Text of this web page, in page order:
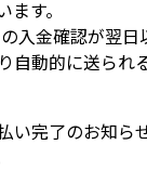
す。
入金確認が翌日
自動的に送られ
い完了のお知ら